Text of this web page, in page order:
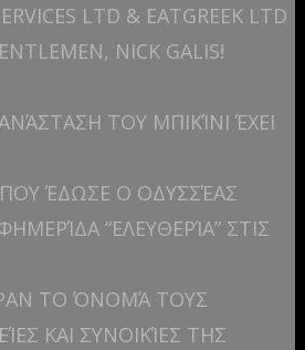
LTD & EATGREEK LTD
NICK GALIS!
ΤΟΥ ΜΠΙΚΊΝΙ ΈΧΕΙ
ΈΔΩΣΕ Ο ΟΔΥΣΣΈΑΣ
“ΕΛΕΥΘΕΡΊΑ” ΣΤΙΣ
ΤΟ ΌΝΟΜΆ ΤΟΥΣ
ΚΑΙ ΣΥΝΟΙΚΊΕΣ ΤΗΣ